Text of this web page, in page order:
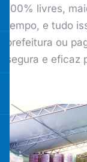
100% livres,
tempo, e tudo
prefeitura ou
segura e eficaz